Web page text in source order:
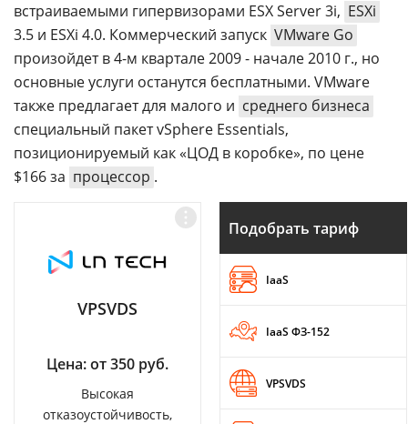
встраиваемыми гипервизорами ESX Server 3i, ESXi
3.5 и ESXi 4.0. Коммерческий запуск VMware Go
произойдет в 4-м квартале 2009 - начале 2010 г., но
основные услуги останутся бесплатными. VMware
также предлагает для малого и среднего бизнеса
специальный пакет vSphere Essentials,
позиционируемый как «ЦОД в коробке», по цене
$166 за процессор .
VPSVDS
Цена: от 350 руб.
Высокая
отказоустойчивость,
Подобрать тариф
IaaS
IaaS ФЗ-152
VPSVDS